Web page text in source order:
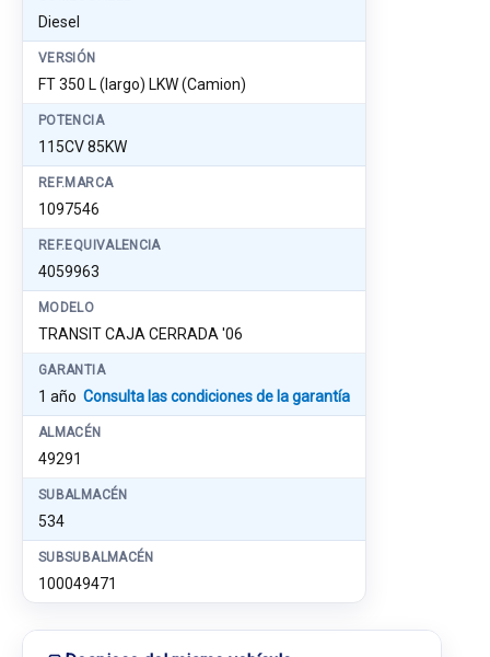
Diesel
VERSIÓN
FT 350 L (largo) LKW (Camion)
POTENCIA
115CV 85KW
REF.MARCA
1097546
REF.EQUIVALENCIA
4059963
MODELO
TRANSIT CAJA CERRADA '06
GARANTIA
1 año Consulta las condiciones de la garantía
ALMACÉN
49291
SUBALMACÉN
534
SUBSUBALMACÉN
100049471